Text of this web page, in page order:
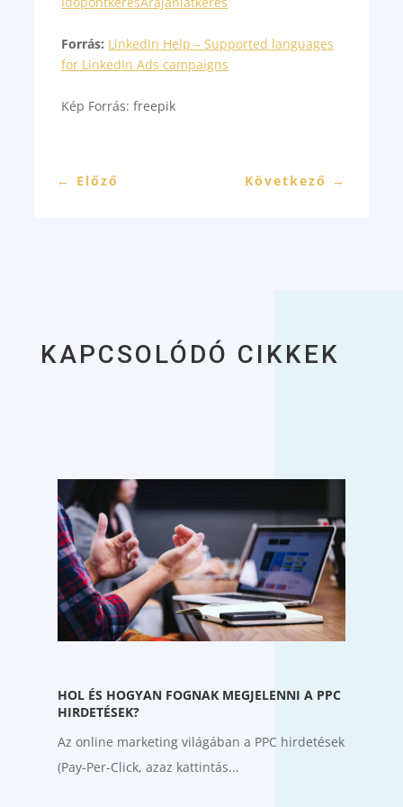
Forrás: LinkedIn Help – Supported languages
for LinkedIn Ads campaigns
Kép Forrás: freepik
← Előző Következő →
KAPCSOLÓDÓ CIKKEK
HOL ÉS HOGYAN FOGNAK MEGJELENNI A PPC
HIRDETÉSEK?
Az online marketing világában a PPC hirdetések
(Pay-Per-Click, azaz kattintás...